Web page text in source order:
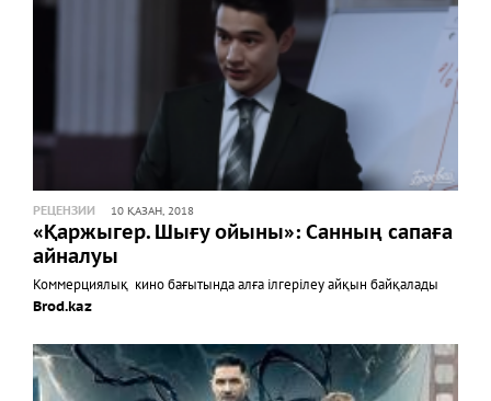
РЕЦЕНЗИИ 10 ҚАЗАН, 2018
«Қаржыгер. Шығу ойыны»: Санның сапаға
айналуы
Коммерциялық кино бағытында алға ілгерілеу айқын байқалады
Brod.kaz